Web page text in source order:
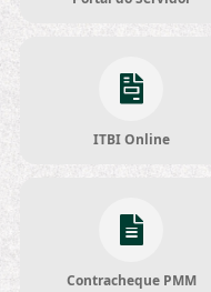
ITBI Online
Contracheque PMM